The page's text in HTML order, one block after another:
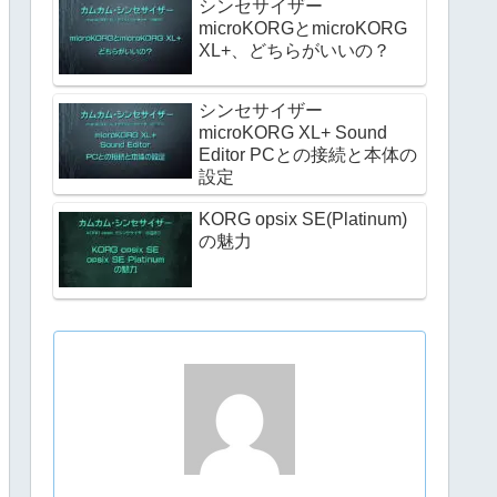
シンセサイザー
microKORGとmicroKORG
XL+、どちらがいいの？
シンセサイザー
microKORG XL+ Sound
Editor PCとの接続と本体の
設定
KORG opsix SE(Platinum)
の魅力